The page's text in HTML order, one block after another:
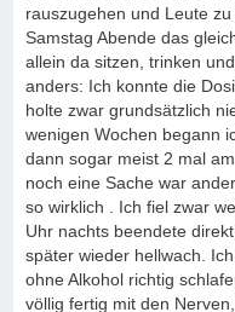
rauszugehen und Leute
Samstag Abende das
allein da sitzen, trinken
anders: Ich konnte die
holte zwar grundsätzlich
wenigen Wochen begann
dann sogar meist 2 mal
noch eine Sache war
so wirklich . Ich fiel zwar
Uhr nachts beendete
später wieder hellwach.
ohne Alkohol richtig
völlig fertig mit den